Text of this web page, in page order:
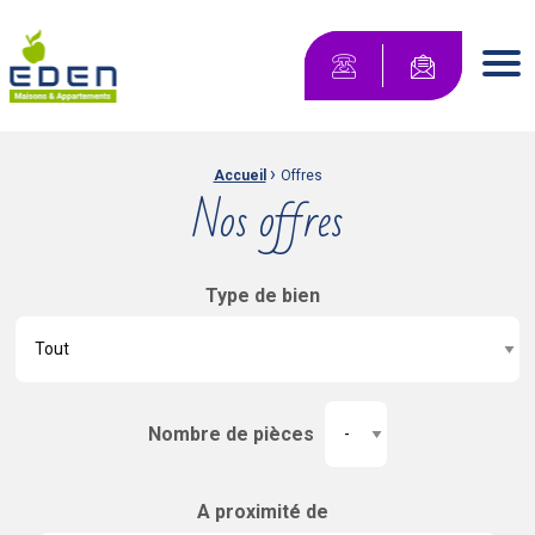
Maisons Eden Maisons & Appartements
Contactez-
Accueil › Offres
Nos offres
Type de bien
Nombre de pièces
A proximité de